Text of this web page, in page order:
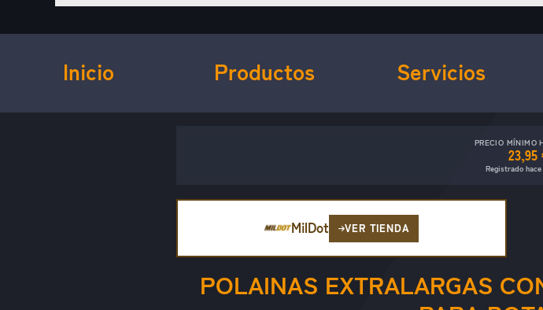
Inicio Productos Servicios
PRECIO MÍNIMO
23,95
Registrado
MilDot VER TIENDA
POLAINAS EXTRALARGAS